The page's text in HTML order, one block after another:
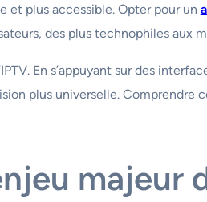
et plus accessible. Opter pour un
des plus technophiles aux
En s’appuyant sur des
plus universelle. Comprendre
majeur